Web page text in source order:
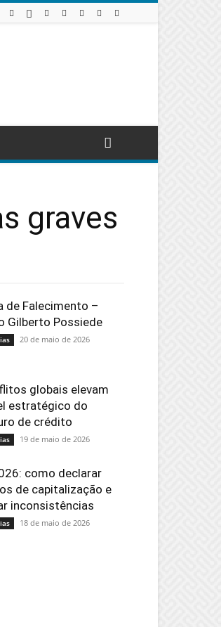
graves
de Falecimento –
Gilberto Possiede
20 de maio de 2026
globais elevam
estratégico do
de crédito
19 de maio de 2026
como declarar
de capitalização e
inconsistências
18 de maio de 2026